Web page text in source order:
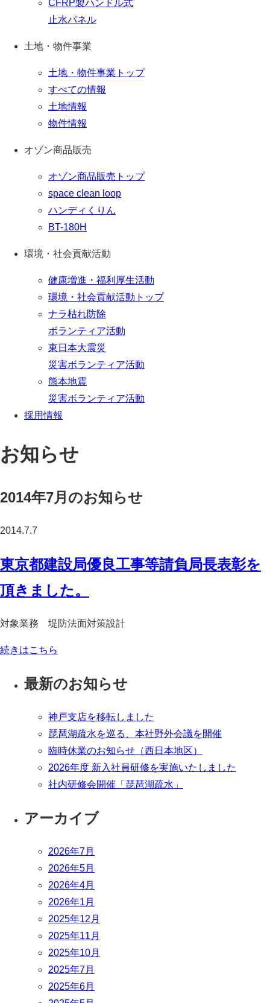
CFRP製ハンドル式
止水パネル
土地・物件事業
土地・物件事業トップ
すべての情報
土地情報
物件情報
オゾン商品販売
オゾン商品販売トップ
space clean loop
ハンディくりん
BT-180H
環境・社会貢献活動
健康増進・福利厚生活動
環境・社会貢献活動トップ
ナラ枯れ防除
ボランティア活動
東日本大震災
災害ボランティア活動
熊本地震
災害ボランティア活動
採用情報
お知らせ
2014年7月のお知らせ
2014.7.7
東京都建設局優良工事等請負局長表彰を
頂きました。
対象業務 堤防法面対策設計
続きはこちら
最新のお知らせ
神戸支店を移転しました
琵琶湖疏水を巡る、本社野外会議を開催
臨時休業のお知らせ（西日本地区）
2026年度 新入社員研修を実施いたしました
社内研修会開催「琵琶湖疏水」
アーカイブ
2026年7月
2026年5月
2026年4月
2026年1月
2025年12月
2025年11月
2025年10月
2025年7月
2025年6月